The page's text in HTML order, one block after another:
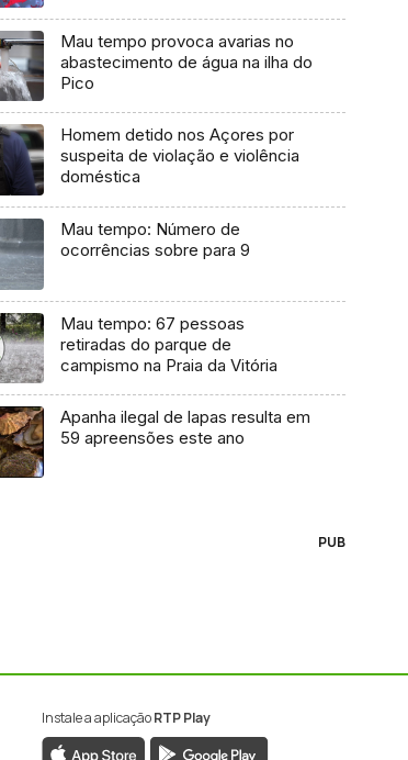
Mau tempo provoca avarias no
abastecimento de água na ilha do
Pico
Homem detido nos Açores por
suspeita de violação e violência
doméstica
Mau tempo: Número de
ocorrências sobre para 9
Mau tempo: 67 pessoas
retiradas do parque de
campismo na Praia da Vitória
Apanha ilegal de lapas resulta em
59 apreensões este ano
PUB
Instale a aplicaçãoRTP Play